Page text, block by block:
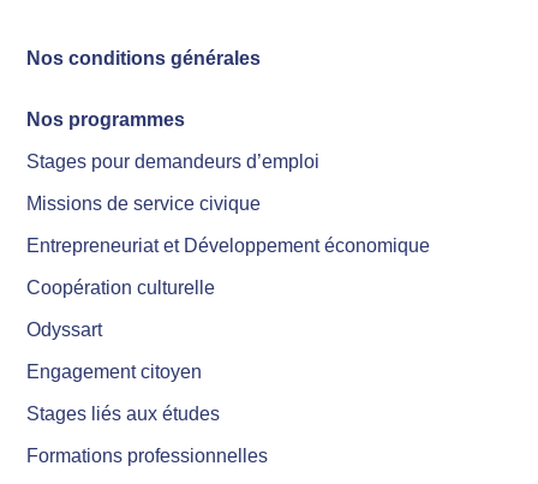
Nos conditions générales
Nos programmes
Stages pour demandeurs d’emploi
Missions de service civique
Entrepreneuriat et Développement économique
Coopération culturelle
Odyssart
Engagement citoyen
Stages liés aux études
Formations professionnelles